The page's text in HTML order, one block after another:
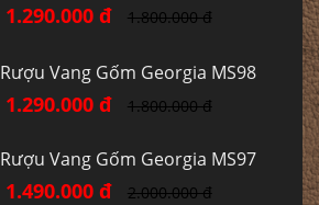
1.290.000 đ 1.800.000 đ
Rượu Vang Gốm Georgia MS98
1.290.000 đ 1.800.000 đ
Rượu Vang Gốm Georgia MS97
1.490.000 đ 2.000.000 đ